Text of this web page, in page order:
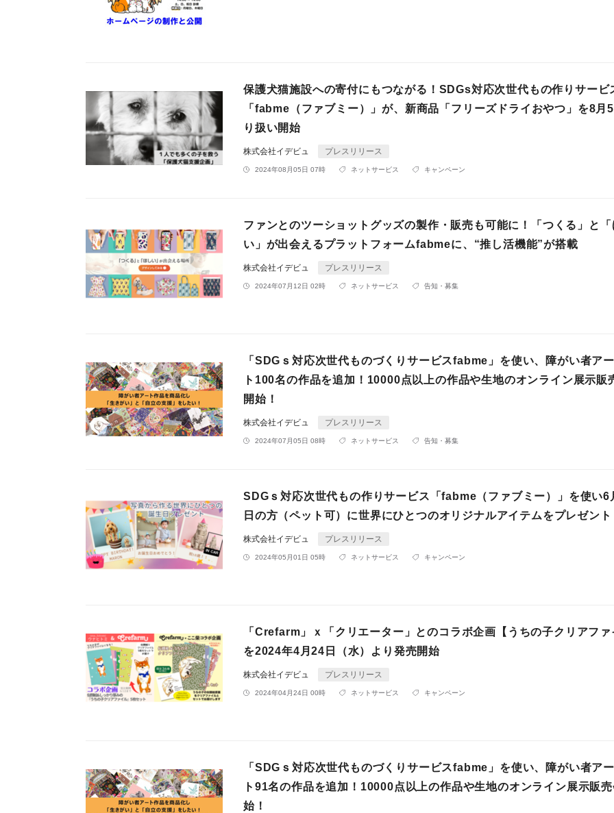
保護犬猫施設への寄付にもつながる！SDGs対応次世代もの作りサービ
「fabme（ファブミー）」が、新商品「フリーズドライおやつ」を8月
り扱い開始
株式会社イデビュ プレスリリース
2024年08月05日 07時 ネットサービス キャンペーン
ファンとのツーショットグッズの製作・販売も可能に！「つくる」と「
い」が出会えるプラットフォームfabmeに、“推し活機能”が搭載
株式会社イデビュ プレスリリース
2024年07月12日 02時 ネットサービス 告知・募集
「SDGｓ対応次世代ものづくりサービスfabme」を使い、障がい者ア
ト100名の作品を追加！10000点以上の作品や生地のオンライン展示販
開始！
株式会社イデビュ プレスリリース
2024年07月05日 08時 ネットサービス 告知・募集
SDGｓ対応次世代もの作りサービス「fabme（ファブミー）」を使い6
日の方（ペット可）に世界にひとつのオリジナルアイテムをプレゼント
株式会社イデビュ プレスリリース
2024年05月01日 05時 ネットサービス キャンペーン
「Crefarm」ｘ「クリエーター」とのコラボ企画【うちの子クリアファ
を2024年4月24日（水）より発売開始
株式会社イデビュ プレスリリース
2024年04月24日 00時 ネットサービス キャンペーン
「SDGｓ対応次世代ものづくりサービスfabme」を使い、障がい者ア
ト91名の作品を追加！10000点以上の作品や生地のオンライン展示販売
始！